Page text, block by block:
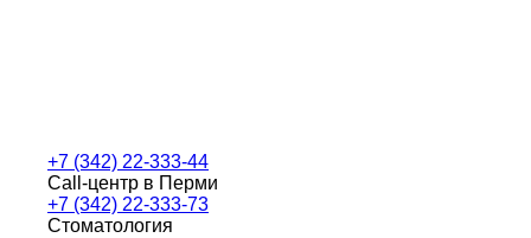
+7 (342) 22-333-44
Call-центр в Перми
+7 (342) 22-333-73
Стоматология